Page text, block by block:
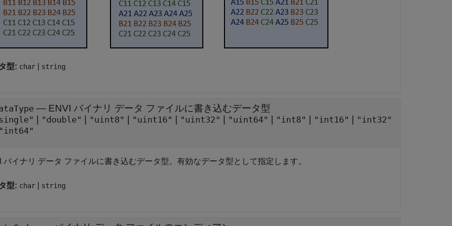
型: char string
— ENVI バイナリ データ ファイルに書き込むデータ型
"double" "uint8" "uint16" "uint32" "uint64" "int8" "int16" "int32"
"int64"
バイナリ データ ファイルに書き込むデータ型。有効なデータ型として指定します。
型: char string